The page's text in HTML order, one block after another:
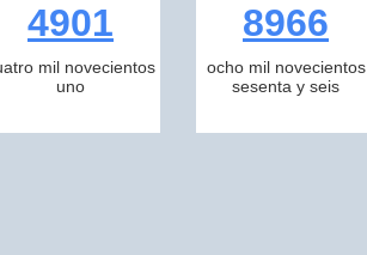
4901
mil novecientos
uno
8966
ocho mil novecientos
sesenta y seis